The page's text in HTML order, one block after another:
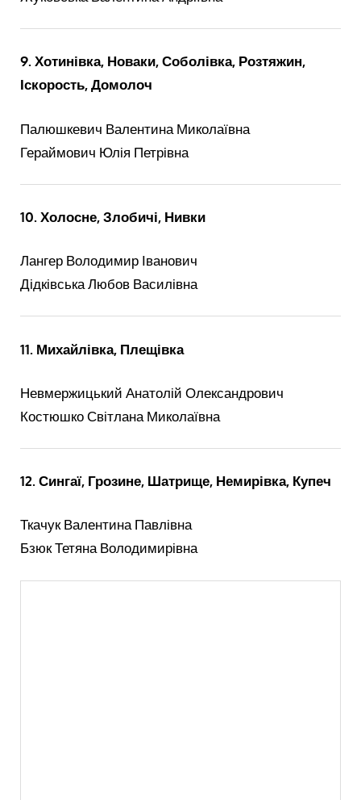
9. Хотинівка, Новаки, Соболівка, Розтяжин,
Іскорость, Домолоч
Палюшкевич Валентина Миколаївна
Гераймович Юлія Петрівна
10. Холосне, Злобичі, Нивки
Лангер Володимир Іванович
Дідківська Любов Василівна
11. Михайлівка, Плещівка
Невмержицький Анатолій Олександрович
Костюшко Світлана Миколаївна
12. Сингаї, Грозине, Шатрище, Немирівка, Купеч
Ткачук Валентина Павлівна
Бзюк Тетяна Володимирівна